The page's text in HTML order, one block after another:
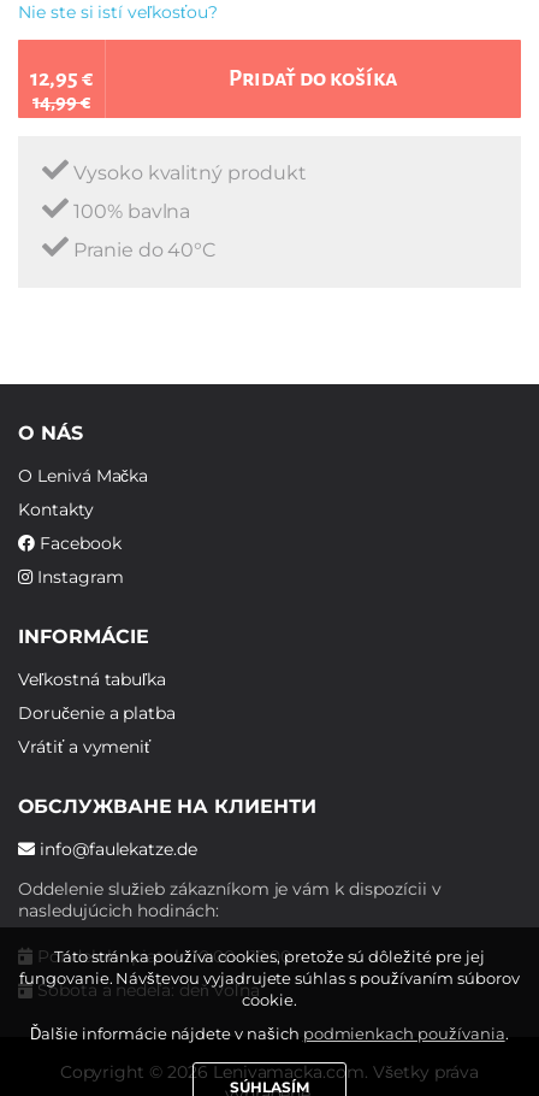
Nie ste si istí veľkosťou?
12,95 €
14,99 €
Pridať do košíka
Vysoko kvalitný produkt
100% bavlna
Pranie do 40°C
O NÁS
O Lenivá Mačka
Kontakty
Facebook
Instagram
INFORMÁCIE
Veľkostná tabuľka
Doručenie a platba
Vrátiť a vymeniť
ОБСЛУЖВАНЕ НА КЛИЕНТИ
info@faulekatze.de
Oddelenie služieb zákazníkom je vám k dispozícii v
nasledujúcich hodinách:
Pondelok - piatok: 10:00 - 19:00
Sobota a nedeľa: deň voľna
Copyright © 2026 Lenivamacka.com. Všetky práva
Táto stránka používa cookies, pretože sú dôležité pre jej
fungovanie. Návštevou vyjadrujete súhlas s používaním súborov
cookie.
Ďalšie informácie nájdete v našich podmienkach používania.
SÚHLASÍM